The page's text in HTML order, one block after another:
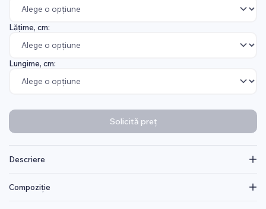
Lățime, cm:
Lungime, cm:
Solicită preț
Descriere
Compoziție